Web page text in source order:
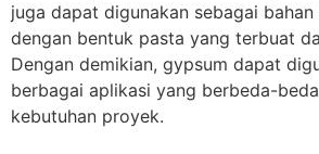
juga dapat digunakan sebagai
dengan bentuk pasta yang terbuat
Dengan demikian, gypsum dapat
berbagai aplikasi yang berbeda-
kebutuhan proyek.